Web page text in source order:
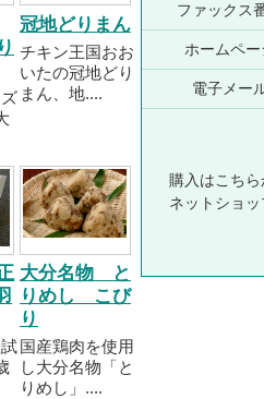
冠地どりまん
チキン王国おお
いたの冠地どり
まん、地....
大分名物 と
りめし こび
り
国産鶏肉を使用
し大分名物「と
りめし」....
ファックス
ホームペー
電子メー
購入はこち
ネットショ